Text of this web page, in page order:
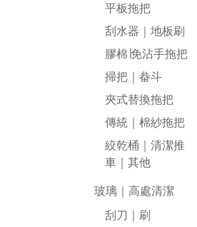
平板拖把
刮水器｜地板刷
膠棉∣免沾手拖把
掃把｜畚斗
夾式替換拖把
傳統｜棉紗拖把
絞乾桶｜清潔推
車｜其他
玻璃｜高處清潔
刮刀｜刷